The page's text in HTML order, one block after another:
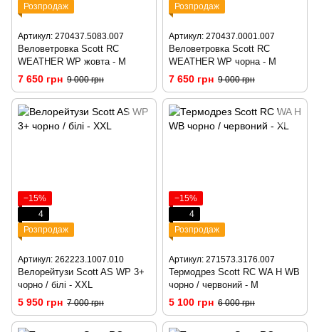
Розпродаж
Артикул: 270437.5083.007
Веловетровка Scott RC
WEATHER WP жовта - M
7 650 грн 9 000 грн
Розпродаж
Артикул: 270437.0001.007
Веловетровка Scott RC
WEATHER WP чорна - M
7 650 грн 9 000 грн
−15%
4
Розпродаж
Артикул: 262223.1007.010
Велорейтузи Scott AS WP 3+
чорно / білі - XXL
5 950 грн 7 000 грн
−15%
4
Розпродаж
Артикул: 271573.3176.007
Термодрез Scott RC WA H WB
чорно / червоний - M
5 100 грн 6 000 грн